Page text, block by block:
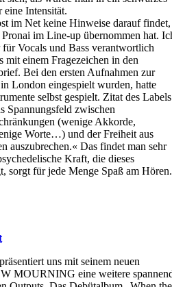
eine Intensität.
im Net keine Hinweise darauf findet,
im Line-up übernommen hat.
für Vocals und Bass verantwortlich
mit einem Fragezeichen in den
Bei den ersten Aufnahmen zur
London eingespielt wurden, hatte
selbst gespielt. Zitat des
Spannungsfeld zwischen
(wenige Akkorde,
Worte…) und der Freiheit aus
auszubrechen.« Das findet man sehr
Kraft, die dieses
sorgt für jede Menge Spaß am Hören.
uns mit seinem neuen
MOURNING eine weitere